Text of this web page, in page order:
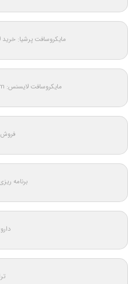
مایکروسافت پرشیا:
مایکروسافت لایسنس: MicrosoftLicense.com
فروش
برنامه